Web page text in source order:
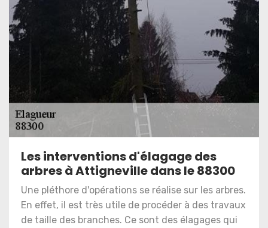
Les interventions d'élagage des
arbres à Attigneville dans le 88300
Une pléthore d'opérations se réalise sur les arbres.
En effet, il est très utile de procéder à des travaux
de taille des branches. Ce sont des élagages qui